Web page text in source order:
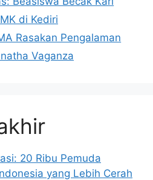
di Kediri
Rasakan Pengalaman
Vaganza
20 Ribu Pemuda
yang Lebih Cerah